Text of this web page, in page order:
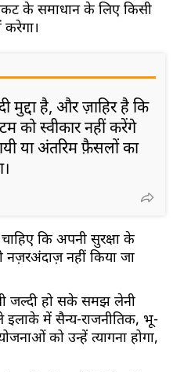
के समाधान के लिए किसी
है, और ज़ाहिर है कि
को स्वीकार नहीं करेंगे
या अंतरिम फ़ैसलों का
कि अपनी सुरक्षा के
नज़रअंदाज़ नहीं किया जा
जल्दी हो सके समझ लेनी
में सैन्य-राजनीतिक, भू-
को उन्हें त्यागना होगा,